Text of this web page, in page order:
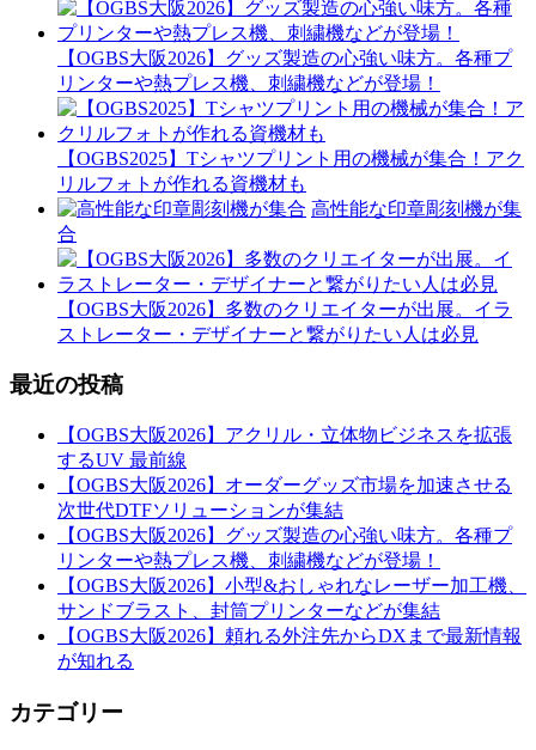
【OGBS大阪2026】グッズ製造の心強い味方。各種プ
リンターや熱プレス機、刺繍機などが登場！
【OGBS2025】Tシャツプリント用の機械が集合！アク
リルフォトが作れる資機材も
高性能な印章彫刻機が集
合
【OGBS大阪2026】多数のクリエイターが出展。イラ
ストレーター・デザイナーと繋がりたい人は必見
最近の投稿
【OGBS大阪2026】アクリル・立体物ビジネスを拡張
するUV 最前線
【OGBS大阪2026】オーダーグッズ市場を加速させる
次世代DTFソリューションが集結
【OGBS大阪2026】グッズ製造の心強い味方。各種プ
リンターや熱プレス機、刺繍機などが登場！
【OGBS大阪2026】小型&おしゃれなレーザー加工機、
サンドブラスト、封筒プリンターなどが集結
【OGBS大阪2026】頼れる外注先からDXまで最新情報
が知れる
カテゴリー